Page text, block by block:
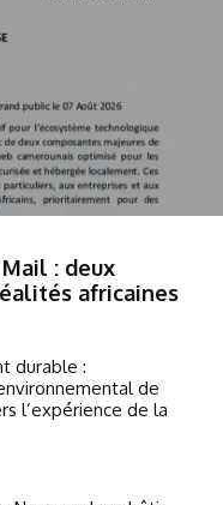
: deux
africaines
durable :
de
l’expérience de la